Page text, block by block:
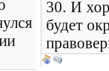
30. И
будет